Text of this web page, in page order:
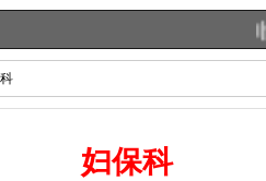
临沂
妇保科